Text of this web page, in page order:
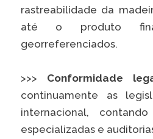
rastreabilidade da
até o produto
georreferenciados.
>>> Conformidade
continuamente as
internacional,
especializadas e